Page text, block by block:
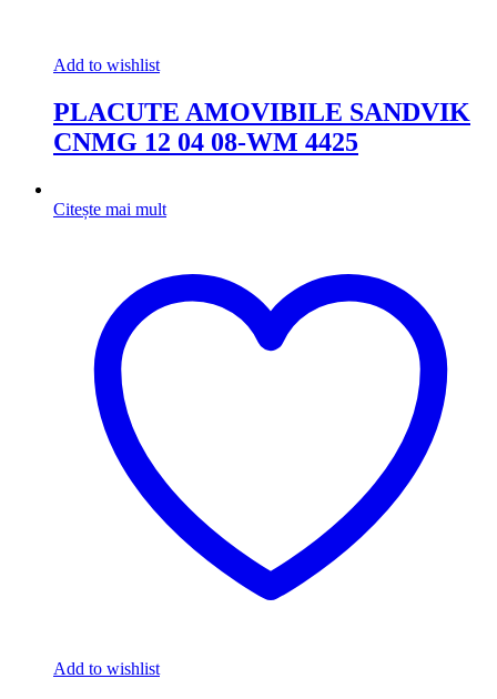
Add to wishlist
PLACUTE AMOVIBILE SANDVIK
CNMG 12 04 08-WM 4425
Citește mai mult
Add to wishlist